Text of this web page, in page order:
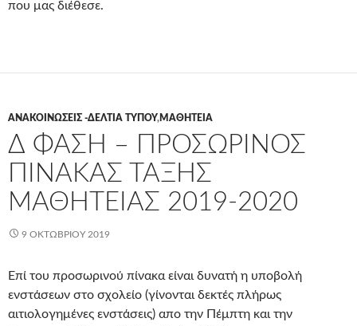
που μας διέθεσε.
ΑΝΑΚΟΙΝΏΣΕΙΣ -ΔΕΛΤΊΑ ΤΎΠΟΥ,ΜΑΘΗΤΕΊΑ
Δ ΦΆΣΗ – ΠΡΟΣΩΡΙΝΌΣ
ΠΊΝΑΚΑΣ ΤΆΞΗΣ
ΜΑΘΗΤΕΊΑΣ 2019-2020
9 ΟΚΤΩΒΡΊΟΥ 2019
Επί του προσωρινού πίνακα είναι δυνατή η υποβολή
ενστάσεων στο σχολείο (γίνονται δεκτές πλήρως
αιτιολογημένες ενστάσεις) απο την Πέμπτη και την